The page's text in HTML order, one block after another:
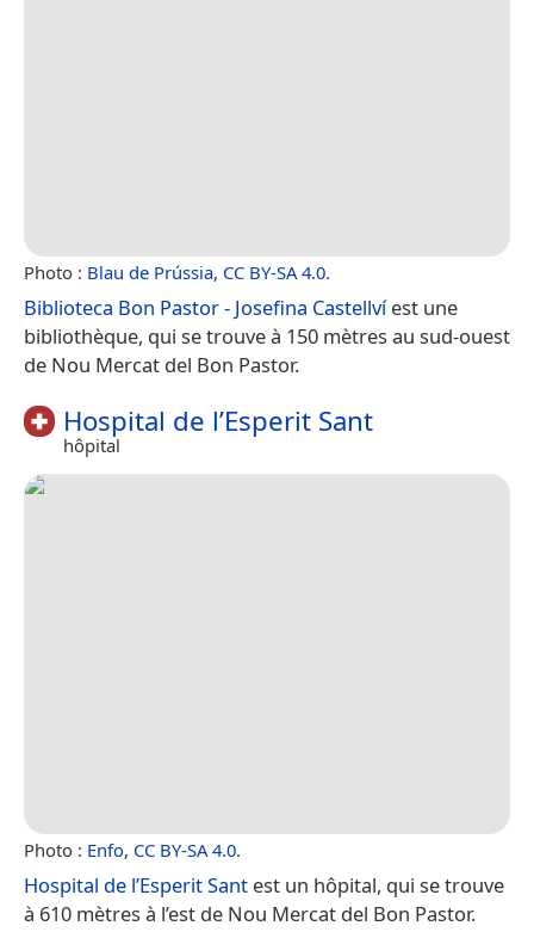
Photo : Blau de Prússia, CC BY-SA 4.0.
Biblioteca Bon Pastor - Josefina Castellvíest une
bibliothèque, qui se trouve à 150 mètres au sud-ouest
de Nou Mercat del Bon Pastor.
Hospital de l’Esperit Sant
hôpital
Photo : Enfo, CC BY-SA 4.0.
Hospital de l’Esperit Sant est un hôpital, qui se trouve
à 610 mètres à l’est de Nou Mercat del Bon Pastor.